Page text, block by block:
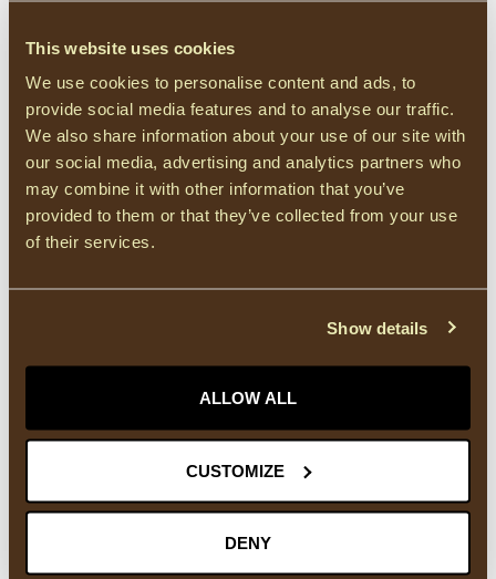
This website uses cookies
We use cookies to personalise content and ads, to
provide social media features and to analyse our traffic.
We also share information about your use of our site with
our social media, advertising and analytics partners who
may combine it with other information that you’ve
provided to them or that they’ve collected from your use
of their services.
Show details
ALLOW ALL
CUSTOMIZE
DENY
CETTE Dublin Classic - Blue
Op voorraad
panty(6) zwart(931)
Of heeft u hulp nodig bij het bestellen? Neem
of+32 11 91 04 30.
RECENT BEKEKEN